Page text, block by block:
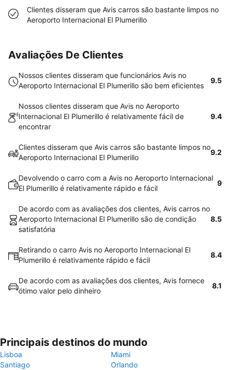
Clientes disseram que Avis carros são bastante limpos no
Aeroporto Internacional El Plumerillo
Avaliações De Clientes
Nossos clientes disseram que funcionários Avis no
Aeroporto Internacional El Plumerillo são bem eficientes
9.5
Nossos clientes disseram que Avis no Aeroporto
Internacional El Plumerillo é relativamente fácil de
encontrar
9.4
Clientes disseram que Avis carros são bastante limpos no
Aeroporto Internacional El Plumerillo
9.2
Devolvendo o carro com a Avis no Aeroporto Internacional
El Plumerillo é relativamente rápido e fácil
9
De acordo com as avaliações dos clientes, Avis carros no
Aeroporto Internacional El Plumerillo são de condição
satisfatória
8.5
Retirando o carro Avis no Aeroporto Internacional El
Plumerillo é relativamente rápido e fácil
8.4
De acordo com as avaliações dos clientes, Avis fornece
ótimo valor pelo dinheiro
8.1
Principais destinos do mundo
Lisboa
Miami
Santiago
Orlando